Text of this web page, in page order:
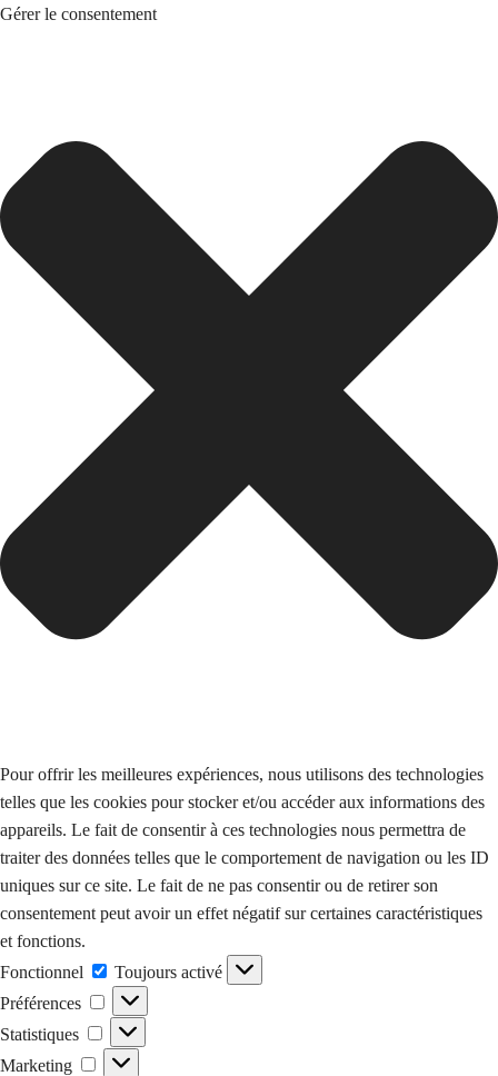
Gérer le consentement
Pour offrir les meilleures expériences, nous utilisons des technologies
telles que les cookies pour stocker et/ou accéder aux informations des
appareils. Le fait de consentir à ces technologies nous permettra de
traiter des données telles que le comportement de navigation ou les ID
uniques sur ce site. Le fait de ne pas consentir ou de retirer son
consentement peut avoir un effet négatif sur certaines caractéristiques
et fonctions.
Fonctionnel
FONCTIONNEL
Toujours activé
Préférences
PRÉFÉRENCES
Statistiques STATISTIQUES
Marketing MARKETING